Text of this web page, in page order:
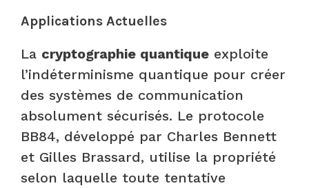
Applications Actuelles
La cryptographie quantique exploite
l’indéterminisme quantique pour créer
des systèmes de communication
absolument sécurisés. Le protocole
BB84, développé par Charles Bennett
et Gilles Brassard, utilise la propriété
selon laquelle toute tentative